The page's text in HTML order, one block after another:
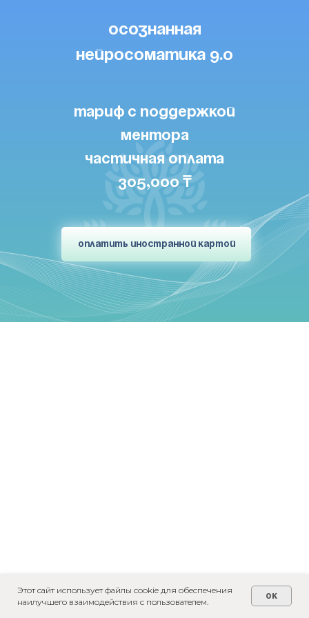
Этот сайт использует файлы cookie для обеспечения
наилучшего взаимодействия с пользователем.
OK
ОСОЗНАННАЯ
НЕЙРОСОМАТИКА 9.0
Тариф с поддержкой
ментора
частичная оплата
305,000₸
ОПЛАТИТЬ ИНОСТРАННОЙ КАРТОЙ